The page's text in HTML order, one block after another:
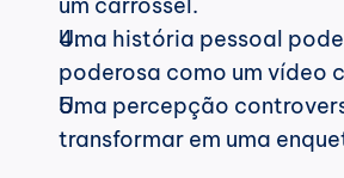
Uma história pessoal
poderosa como um vídeo
Uma percepção
transformar em uma